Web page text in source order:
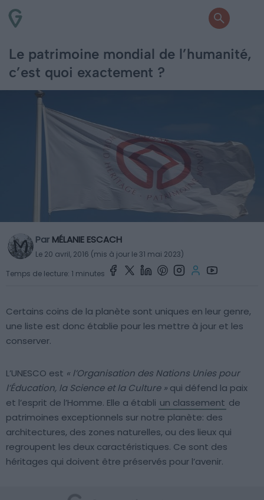
Le patrimoine mondial de l’humanité,
c’est quoi exactement ?
Par MÉLANIE ESCACH
Le 20 avril, 2016 (mis à jour le 31 mai 2023)
Temps de lecture: 1 minutes
Certains coins de la planète sont uniques en leur genre,
une liste est donc établie pour les mettre à jour et les
conserver.
L’UNESCO est « l’Organisation des Nations Unies pour
l’Éducation, la Science et la Culture » qui défend la paix
et l’esprit de l’Homme. Elle a établi un classement de
patrimoines exceptionnels sur notre planète: des
architectures, des zones naturelles, ou des lieux qui
regroupent les deux caractéristiques. Ce sont des
héritages qui doivent être préservés pour l’avenir.